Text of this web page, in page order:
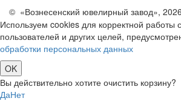
© «Вознесенский ювелирный завод», 2026
Используем cookies для корректной работы
пользователей и других целей,
обработки персональных данных
OK
Вы действительно хотите очистить корзину?
ДаНет